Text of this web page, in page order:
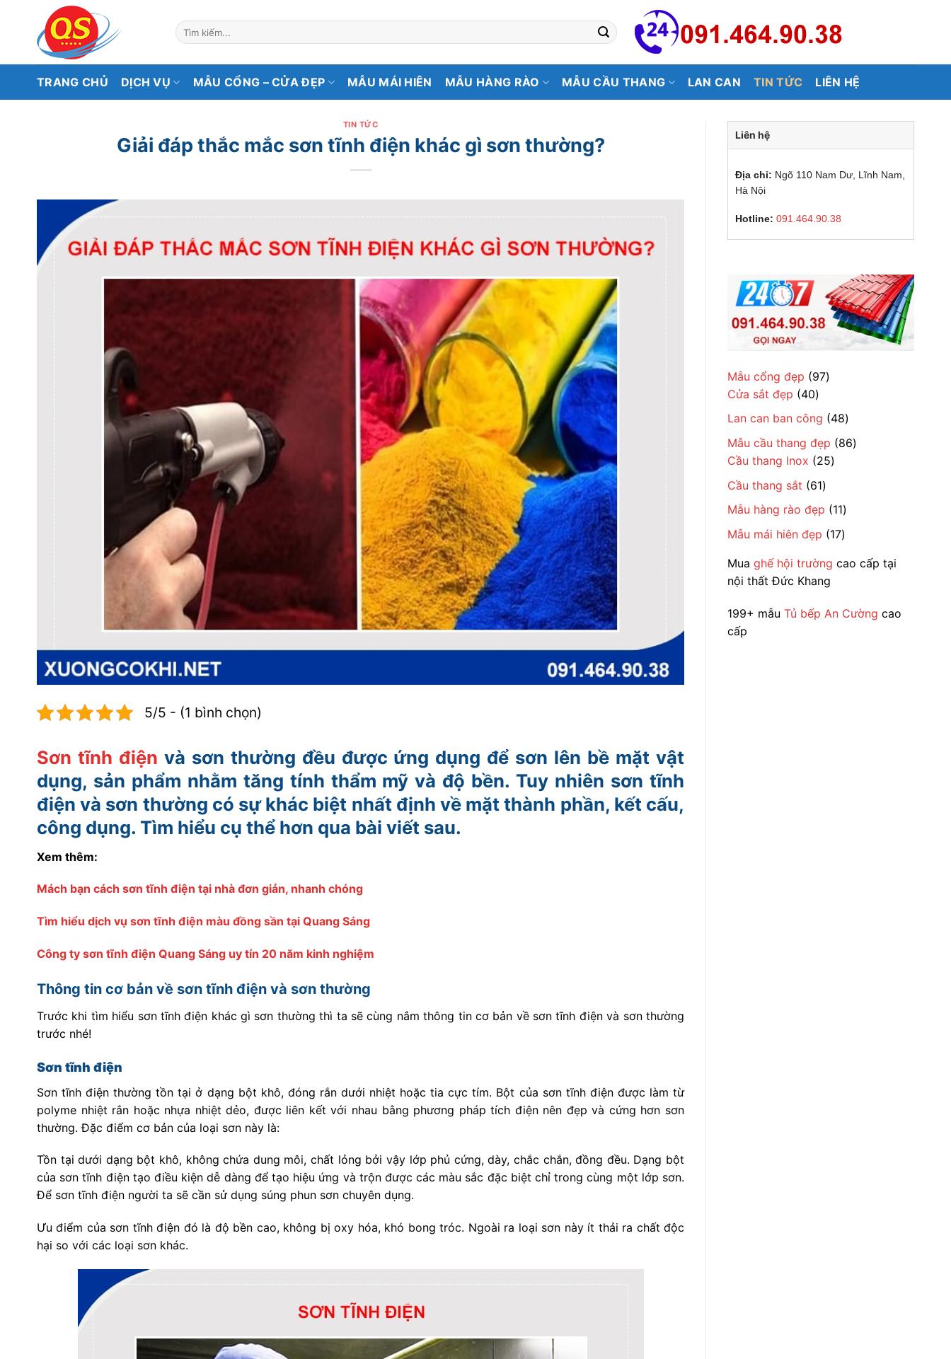
dung
Tìm
kiếm:
TRANG CHỦ DỊCH VỤ MẪU CỔNG – CỬA ĐẸP MẪU MÁI HIÊN MẪU HÀNG RÀO MẪU CẦU THANG LAN CAN TIN TỨC LIÊN HỆ
TIN TỨC
Giải đáp thắc mắc sơn tĩnh điện khác gì sơn thường?
5/5 - (1 bình chọn)
Sơn tĩnh điện và sơn thường đều được ứng dụng để sơn lên bề mặt vật
dụng, sản phẩm nhằm tăng tính thẩm mỹ và độ bền. Tuy nhiên sơn tĩnh
điện và sơn thường có sự khác biệt nhất định về mặt thành phần, kết cấu,
công dụng. Tìm hiểu cụ thể hơn qua bài viết sau.
Xem thêm:
Mách bạn cách sơn tĩnh điện tại nhà đơn giản, nhanh chóng
Tìm hiểu dịch vụ sơn tĩnh điện màu đồng sần tại Quang Sáng
Công ty sơn tĩnh điện Quang Sáng uy tín 20 năm kinh nghiệm
Thông tin cơ bản về sơn tĩnh điện và sơn thường
Trước khi tìm hiểu sơn tĩnh điện khác gì sơn thường thì ta sẽ cùng nắm thông tin cơ bản về sơn tĩnh điện và sơn thường
trước nhé!
Sơn tĩnh điện
Sơn tĩnh điện thường tồn tại ở dạng bột khô, đóng rắn dưới nhiệt hoặc tia cực tím. Bột của sơn tĩnh điện được làm từ
polyme nhiệt rắn hoặc nhựa nhiệt dẻo, được liên kết với nhau bằng phương pháp tích điện nên đẹp và cứng hơn sơn
thường. Đặc điểm cơ bản của loại sơn này là:
Tồn tại dưới dạng bột khô, không chứa dung môi, chất lỏng bởi vậy lớp phủ cứng, dày, chắc chắn, đồng đều. Dạng bột
của sơn tĩnh điện tạo điều kiện dễ dàng để tạo hiệu ứng và trộn được các màu sắc đặc biệt chỉ trong cùng một lớp sơn.
Để sơn tĩnh điện người ta sẽ cần sử dụng súng phun sơn chuyên dụng.
Ưu điểm của sơn tĩnh điện đó là độ bền cao, không bị oxy hóa, khó bong tróc. Ngoài ra loại sơn này ít thải ra chất độc
hại so với các loại sơn khác.
Liên hệ
Địa chỉ: Ngõ 110 Nam Dư, Lĩnh Nam,
Hà Nội
Hotline: 091.464.90.38
Mẫu cổng đẹp 9797
phẩm
Cửa sắt đẹp 4040
sản
phẩm
Lan can ban công 4848
sản
phẩm
Mẫu cầu thang đẹp 8686
Cầu thang Inox 2525
Cầu thang sắt 6161
sản
phẩm
Mẫu hàng rào đẹp 1111
sản
phẩm
Mẫu mái hiên đẹp 1717
phẩm
Mua ghế hội trường cao cấp tại
nội thất Đức Khang
199+ mẫu Tủ bếp An Cường cao
cấp